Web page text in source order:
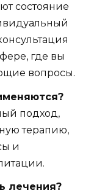
состояние
где вы
вопросы.
подход,
терапию,
и
лечения?